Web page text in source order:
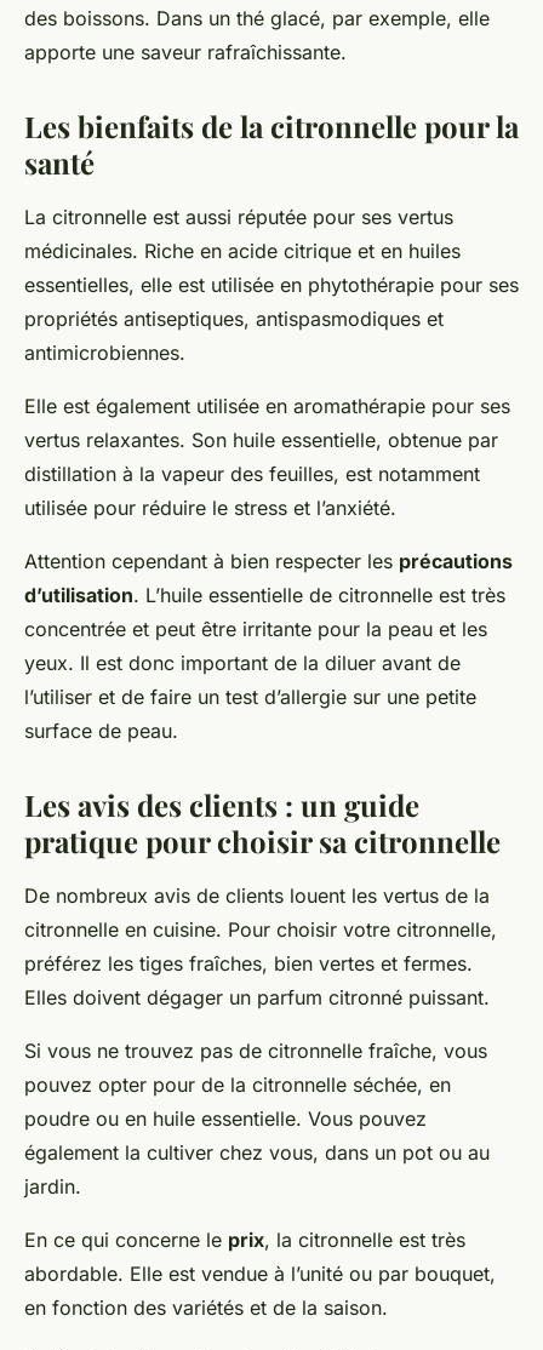
des boissons. Dans un thé glacé, par exemple, elle
apporte une saveur rafraîchissante.
Les bienfaits de la citronnelle pour la
santé
La citronnelle est aussi réputée pour ses vertus
médicinales. Riche en acide citrique et en huiles
essentielles, elle est utilisée en phytothérapie pour ses
propriétés antiseptiques, antispasmodiques et
antimicrobiennes.
Elle est également utilisée en aromathérapie pour ses
vertus relaxantes. Son huile essentielle, obtenue par
distillation à la vapeur des feuilles, est notamment
utilisée pour réduire le stress et l’anxiété.
Attention cependant à bien respecter les précautions
d’utilisation. L’huile essentielle de citronnelle est très
concentrée et peut être irritante pour la peau et les
yeux. Il est donc important de la diluer avant de
l’utiliser et de faire un test d’allergie sur une petite
surface de peau.
Les avis des clients : un guide
pratique pour choisir sa citronnelle
De nombreux avis de clients louent les vertus de la
citronnelle en cuisine. Pour choisir votre citronnelle,
préférez les tiges fraîches, bien vertes et fermes.
Elles doivent dégager un parfum citronné puissant.
Si vous ne trouvez pas de citronnelle fraîche, vous
pouvez opter pour de la citronnelle séchée, en
poudre ou en huile essentielle. Vous pouvez
également la cultiver chez vous, dans un pot ou au
jardin.
En ce qui concerne le prix, la citronnelle est très
abordable. Elle est vendue à l’unité ou par bouquet,
en fonction des variétés et de la saison.